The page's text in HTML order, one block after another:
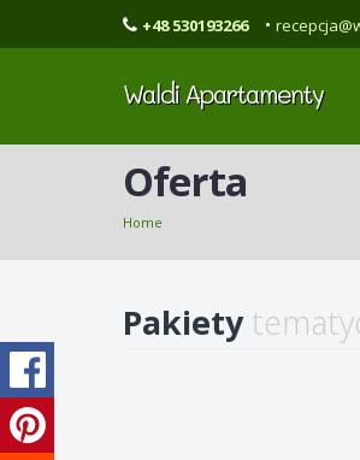
+48 530193266 •
Waldi Apartamenty
Oferta
Home
Pakiety